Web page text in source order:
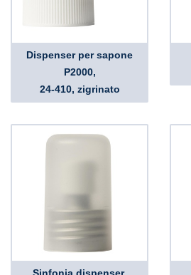
Dispenser per sapone
P2000,
24-410, zigrinato